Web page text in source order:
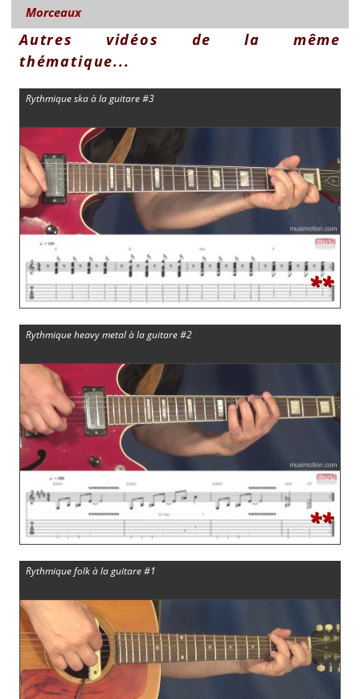
Morceaux
Autres vidéos de la même
thématique...
Rythmique ska à la guitare #3
**
Rythmique heavy metal à la guitare #2
**
Rythmique folk à la guitare #1